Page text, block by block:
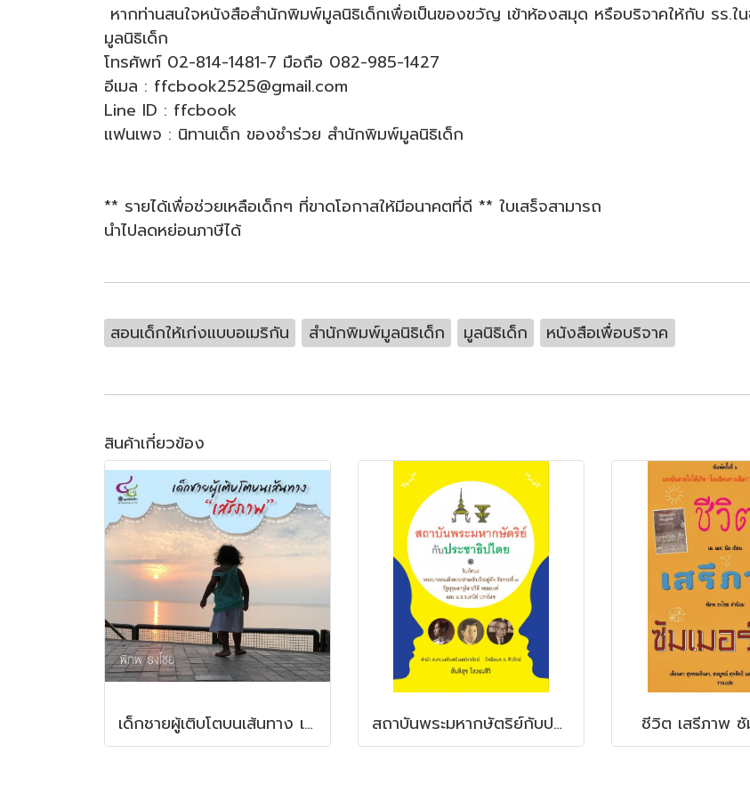
หากท่านสนใจหนังสือสำนักพิมพ์มูลนิธิเด็กเพื่อเป็นของขวัญ เข้าห้องสมุด หรือบริจาคให้กับ รร.
มูลนิธิเด็ก
โทรศัพท์ 02-814-1481-7 มือถือ 082-985-1427
อีเมล : ffcbook2525@gmail.com
Line ID : ffcbook
แฟนเพจ : นิทานเด็ก ของชำร่วย สำนักพิมพ์มูลนิธิเด็ก
** รายได้เพื่อช่วยเหลือเด็กๆ ที่ขาดโอกาสให้มีอนาคตที่ดี ** ใบเสร็จสามารถ
นำไปลดหย่อนภาษีได้
สอนเด็กให้เก่งแบบอเมริกัน สำนักพิมพ์มูลนิธิเด็ก มูลนิธิเด็ก หนังสือเพื่อบริจาค
สินค้าเกี่ยวข้อง
เด็กชายผู้เติบโตบนเส้นทาง เสรีภาพ สถาบันพระมหากษัตริย์กับประชาธิปไตย ชีวิต เสรีภาพ ซั